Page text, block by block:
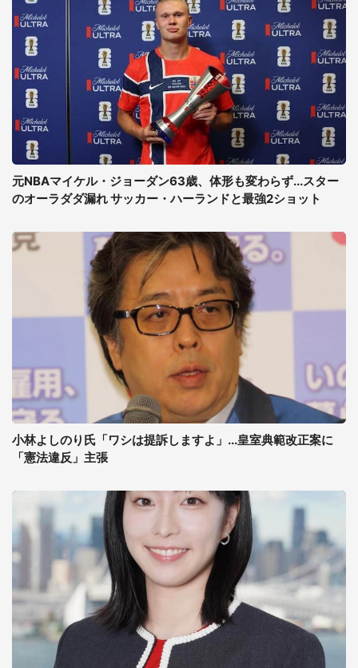
元NBAマイケル・ジョーダン63歳、体形も変わらず...スター
のオーラダダ漏れ サッカー・ハーランドと最強2ショット
小林よしのり氏「ワシは提訴しますよ」...皇室典範改正案に
「憲法違反」主張